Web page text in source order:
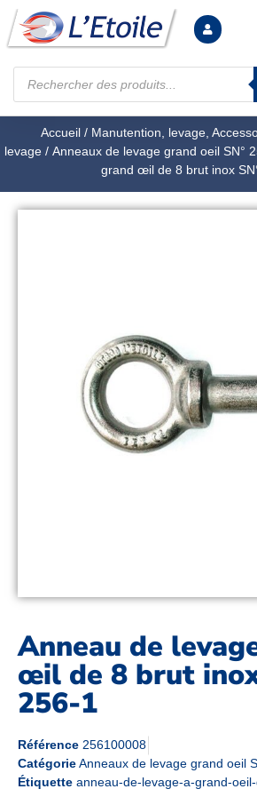
Accueil/ Manutention, levage,
levage/ Anneaux de levage grand oeil SN°
grand œil de 8 brut inox
Anneau de
œil de 8 brut
256-1
Référence 256100008
CatégorieAnneaux de levage grand oeil
Étiquette anneau-de-levage-a-grand-